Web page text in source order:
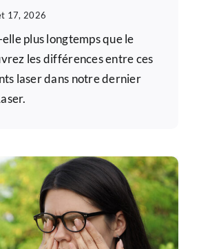
17, 2026
plus longtemps que le
les différences entre ces
laser dans notre dernier